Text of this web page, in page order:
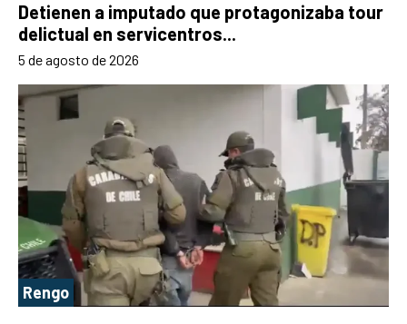
Detienen a imputado que protagonizaba tour
delictual en servicentros...
5 de agosto de 2026
Rengo